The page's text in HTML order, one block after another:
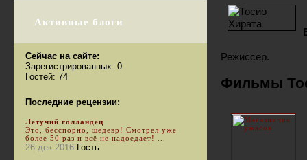
Режиссер.
Фильмы
Активные блоги
Сейчас на сайте:
Зарегистрированных: 0
Гостей: 74
Последние рецензии:
Летучий голландец
Это, бесспорно, шедевр! Смотрел уже
более 50 раз и всё не надоедает! ...
26 дек 2016 Гость